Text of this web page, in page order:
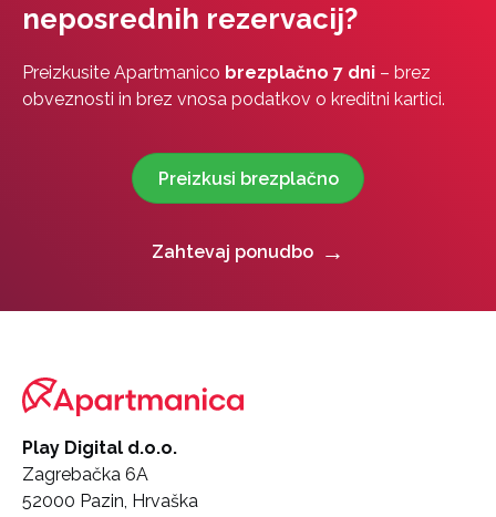
neposrednih rezervacij?
Preizkusite Apartmanico brezplačno 7 dni – brez
obveznosti in brez vnosa podatkov o kreditni kartici.
Preizkusi brezplačno
Zahtevaj ponudbo
Play Digital d.o.o.
Zagrebačka 6A
52000 Pazin, Hrvaška